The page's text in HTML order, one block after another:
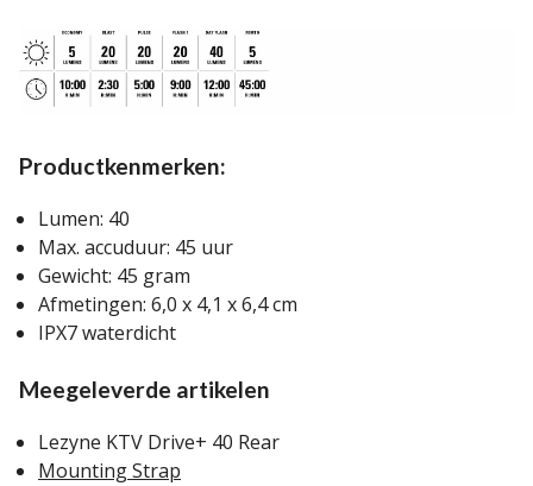
Productkenmerken:
Lumen: 40
Max. accuduur: 45 uur
Gewicht: 45 gram
Afmetingen: 6,0 x 4,1 x 6,4 cm
IPX7 waterdicht
Meegeleverde artikelen
Lezyne KTV Drive+ 40 Rear
Mounting Strap